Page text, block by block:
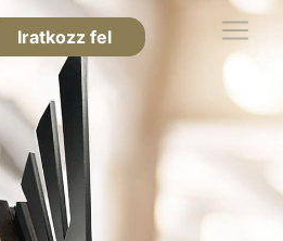
Iratkozz fel